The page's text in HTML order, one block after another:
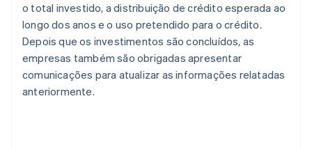
o total investido, a distribuição de crédito esperada ao
longo dos anos e o uso pretendido para o crédito.
Depois que os investimentos são concluídos, as
empresas também são obrigadas apresentar
comunicações para atualizar as informações relatadas
anteriormente.